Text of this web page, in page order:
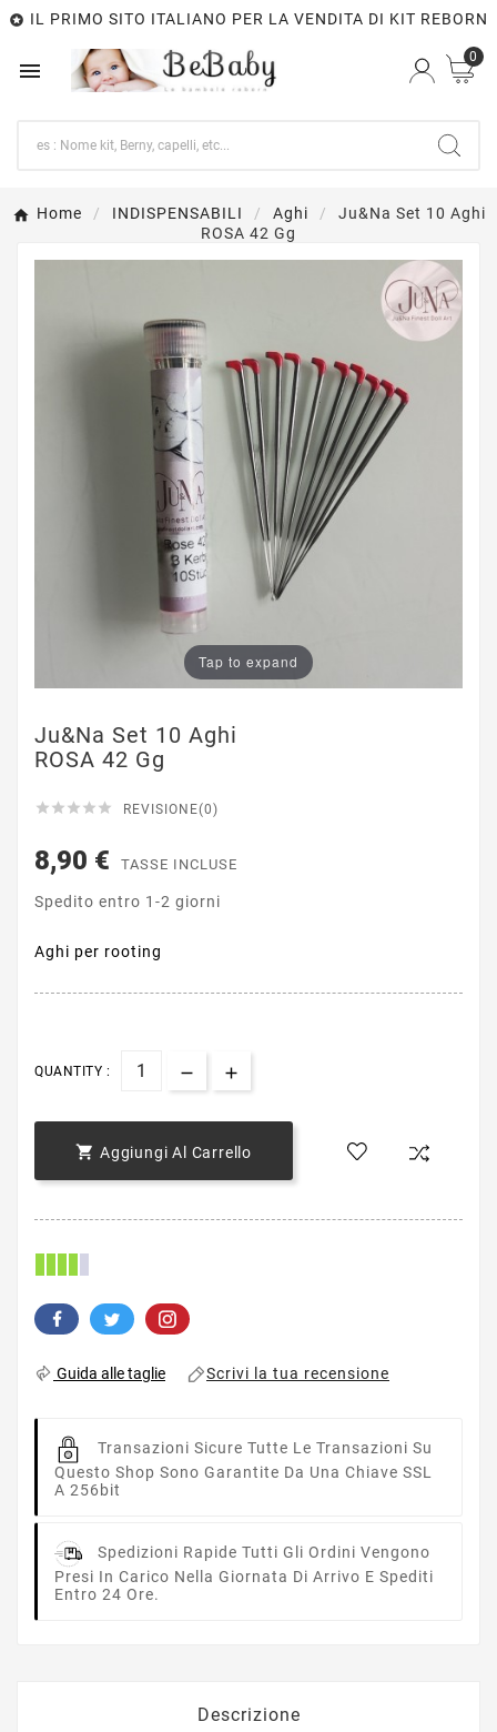
 IL PRIMO SITO ITALIANO PER LA VENDITA DI KIT REBORN

0
Home INDISPENSABILI Aghi
Ju&Na Set 10 Aghi
ROSA 42 Gg
Tap to expand
Ju&Na Set 10 Aghi
ROSA 42 Gg
     REVISIONE(0)
8,90 € TASSE INCLUSE
Spedito entro 1-2 giorni
Aghi per rooting
QUANTITY :
 Aggiungi Al Carrello
Guida alle taglie Scrivi la tua recensione
Transazioni Sicure Tutte Le Transazioni Su
Questo Shop Sono Garantite Da Una Chiave SSL
A 256bit
Spedizioni Rapide Tutti Gli Ordini Vengono
Presi In Carico Nella Giornata Di Arrivo E Spediti
Entro 24 Ore.
Descrizione